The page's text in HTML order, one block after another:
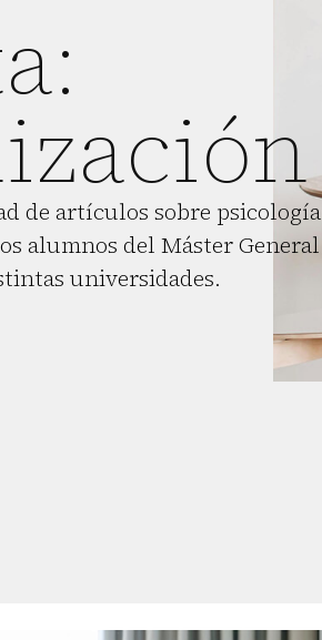
de artículos sobre psicología
alumnos del Máster General
universidades.